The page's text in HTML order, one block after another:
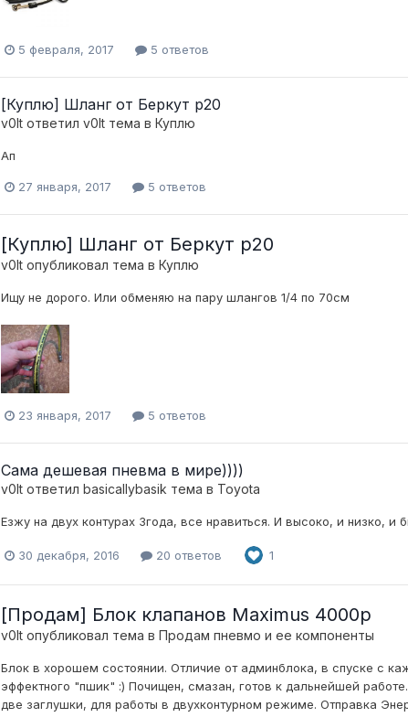
5 февраля, 2017 5 ответов
[Куплю] Шланг от Беркут р20
v0lt ответил v0lt тема в Куплю
Ап
27 января, 2017 5 ответов
[Куплю] Шланг от Беркут р20
v0lt опубликовал тема в Куплю
Ищу не дорого. Или обменяю на пару шлангов 1/4 по 70см
23 января, 2017 5 ответов
Сама дешевая пневма в мире))))
v0lt ответил basicallybasik тема в Toyota
Езжу на двух контурах 3года, все нравиться. И высоко, и низко,
30 декабря, 2016 20 ответов 1
[Продам] Блок клапанов Maximus 4000р
v0lt опубликовал тема в Продам пневмо и ее компоненты
Блок в хорошем состоянии. Отличие от админблока, в спуске с
эффектного "пшик" :) Почищен, смазан, готов к дальнейшей
две заглушки, для работы в двухконтурном режиме. Отправка